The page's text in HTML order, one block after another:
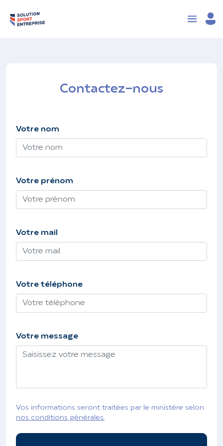
Contactez-nous
Votre nom
Votre prénom
Votre mail
Votre téléphone
Votre message
Vos informations seront traitées par le ministère selon
nos conditions générales.